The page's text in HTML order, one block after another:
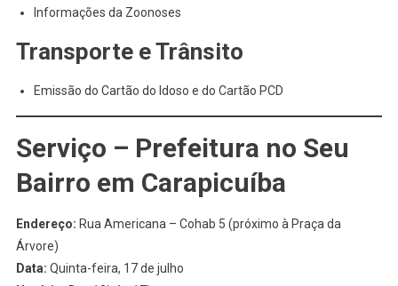
Informações da Zoonoses
Transporte e Trânsito
Emissão do Cartão do Idoso e do Cartão PCD
Serviço – Prefeitura no Seu
Bairro em Carapicuíba
Endereço: Rua Americana – Cohab 5 (próximo à Praça da
Árvore)
Data: Quinta-feira, 17 de julho